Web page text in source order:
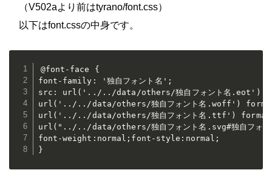
（V502aより前はtyrano/font.css）
以下はfont.cssの中身です。
@font-face {
font-family: '独自フォント名';
src: url('../../data/others/独自フォント名.eot')
url('../../data/others/独自フォント名.woff')
url('../../data/others/独自フォント名.ttf')
url("../../data/others/独自フォント名.svg#独自フォ
font-weight:normal;font-style:normal;
}